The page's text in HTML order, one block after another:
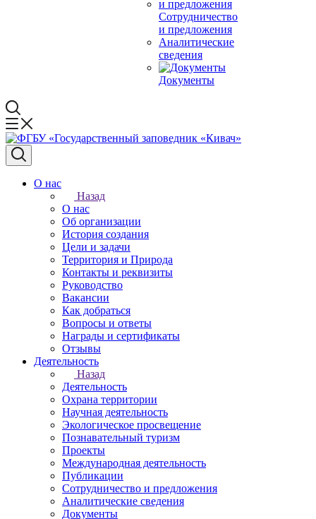
Сотрудничество
и предложения
Аналитические
сведения
Документы
О нас
Назад
О нас
Об организации
История создания
Цели и задачи
Территория и Природа
Контакты и реквизиты
Руководство
Вакансии
Как добраться
Вопросы и ответы
Награды и сертификаты
Отзывы
Деятельность
Назад
Деятельность
Охрана территории
Научная деятельность
Экологическое просвещение
Познавательный туризм
Проекты
Международная деятельность
Публикации
Сотрудничество и предложения
Аналитические сведения
Документы